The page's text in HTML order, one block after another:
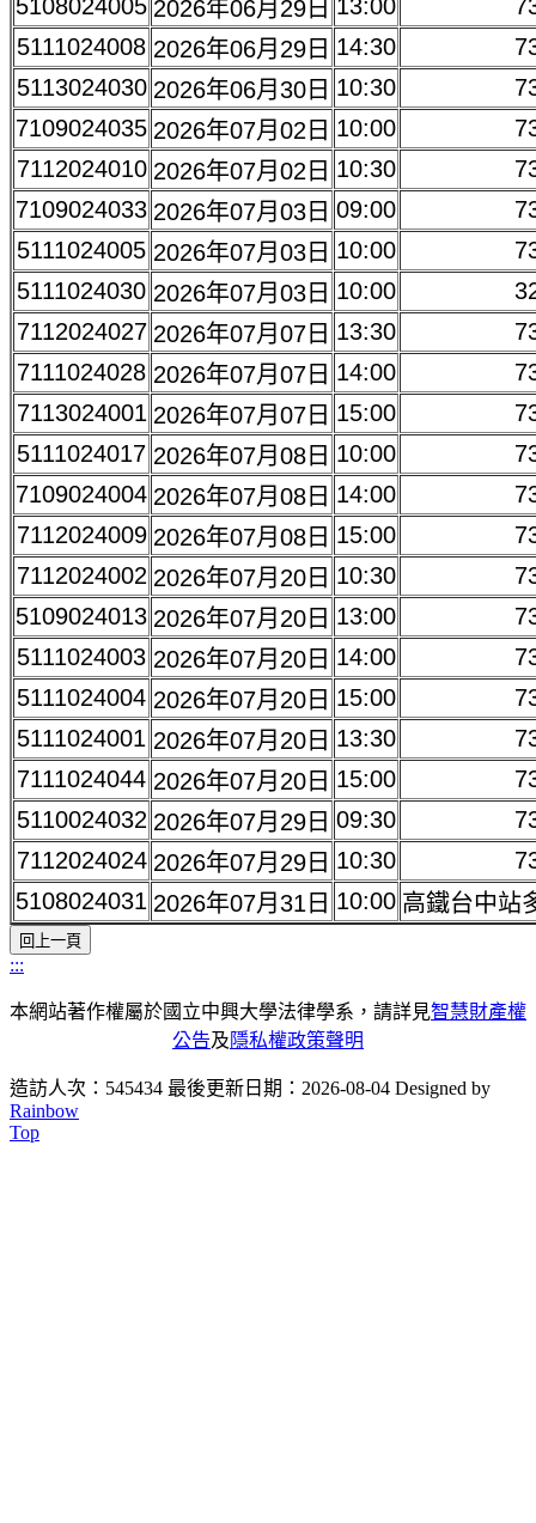
5108024005 2026年06月29日 13:00
5111024008 2026年06月29日 14:30
5113024030 2026年06月30日 10:30
7109024035 2026年07月02日 10:00
7112024010 2026年07月02日 10:30
7109024033 2026年07月03日 09:00
5111024005 2026年07月03日 10:00
5111024030 2026年07月03日 10:00
7112024027 2026年07月07日 13:30
7111024028 2026年07月07日 14:00
7113024001 2026年07月07日 15:00
5111024017 2026年07月08日 10:00
7109024004 2026年07月08日 14:00
7112024009 2026年07月08日 15:00
7112024002 2026年07月20日 10:30
5109024013 2026年07月20日 13:00
5111024003 2026年07月20日 14:00
5111024004 2026年07月20日 15:00
5111024001 2026年07月20日 13:30
7111024044 2026年07月20日 15:00
5110024032 2026年07月29日 09:30
7112024024 2026年07月29日 10:30
5108024031 2026年07月31日 10:00 高鐵台中站
:::
本網站著作權屬於國立中興大學法律學系，請詳見智慧財產權
公告及隱私權政策聲明
造訪人次：545434 最後更新日期：2026-08-04 Designed by
Rainbow
Top